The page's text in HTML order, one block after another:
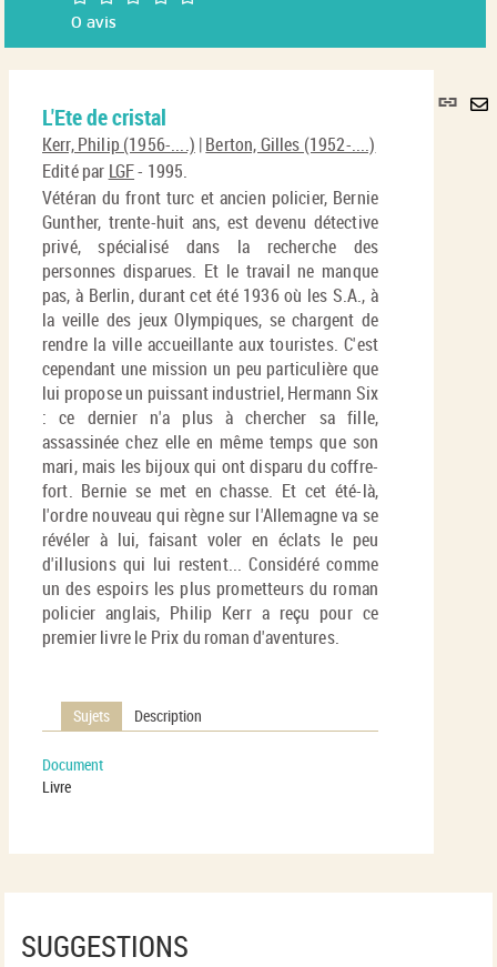
0avis
Lien
L'Ete de cristal
Kerr, Philip (1956-....) |Berton, Gilles (1952-....)
Edité par LGF- 1995.
Vétéran du front turc et ancien policier, Bernie
Gunther, trente-huit ans, est devenu détective
privé, spécialisé dans la recherche des
personnes disparues. Et le travail ne manque
pas, à Berlin, durant cet été 1936 où les S.A., à
la veille des jeux Olympiques, se chargent de
rendre la ville accueillante aux touristes. C'est
cependant une mission un peu particulière que
lui propose un puissant industriel, Hermann Six
: ce dernier n'a plus à chercher sa fille,
assassinée chez elle en même temps que son
mari, mais les bijoux qui ont disparu du coffre-
fort. Bernie se met en chasse. Et cet été-là,
l'ordre nouveau qui règne sur l'Allemagne va se
révéler à lui, faisant voler en éclats le peu
d'illusions qui lui restent... Considéré comme
un des espoirs les plus prometteurs du roman
policier anglais, Philip Kerr a reçu pour ce
premier livre le Prix du roman d'aventures.
Sujets Description
Document
Livre
SUGGESTIONS